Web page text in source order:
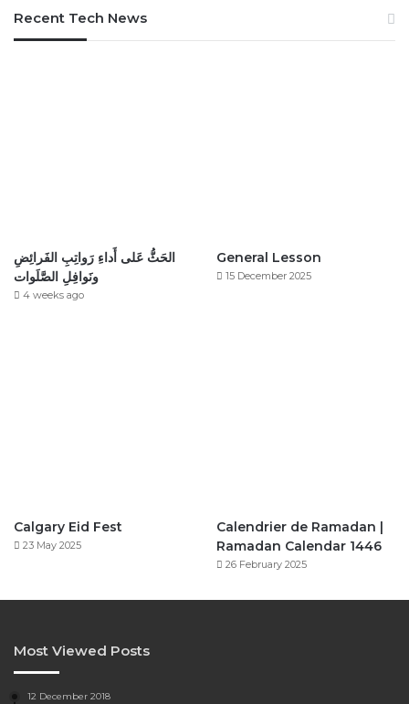
Recent Tech News
الحَثُّ عَلى أَداءِ رَواتِبِ الفَرائِضِ
ونَوافِلِ الصَّلَوات
4 weeks ago
General Lesson
15 December 2025
Calgary Eid Fest
23 May 2025
Calendrier de Ramadan |
Ramadan Calendar 1446
26 February 2025
Most Viewed Posts
12 December 2018